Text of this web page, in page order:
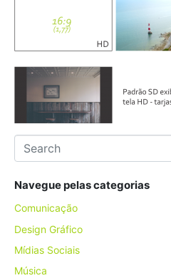
Navegue pelas categorias
Comunicação
Design Gráfico
Mídias Sociais
Música